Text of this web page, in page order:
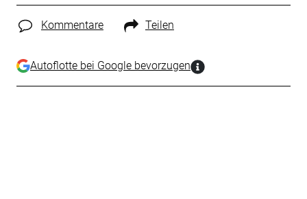
Kommentare Teilen
Autoflotte bei Google bevorzugen